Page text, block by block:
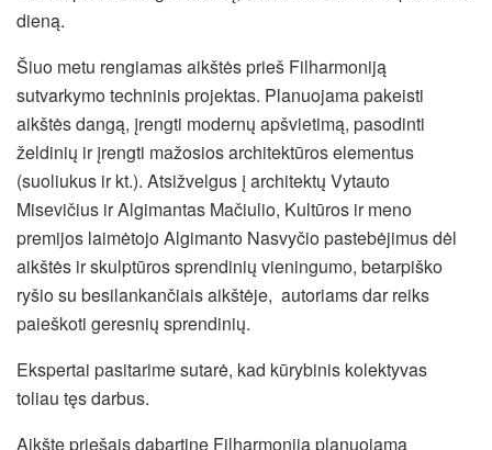
dieną.
Šiuo metu rengiamas aikštės prieš Filharmoniją
sutvarkymo techninis projektas. Planuojama pakeisti
aikštės dangą, įrengti modernų apšvietimą, pasodinti
želdinių ir įrengti mažosios architektūros elementus
(suoliukus ir kt.). Atsižvelgus į architektų Vytauto
Misevičius ir Algimantas Mačiulio, Kultūros ir meno
premijos laimėtojo Algimanto Nasvyčio pastebėjimus dėl
aikštės ir skulptūros sprendinių vieningumo, betarpiško
ryšio su besilankančiais aikštėje, autoriams dar reiks
paieškoti geresnių sprendinių.
Ekspertai pasitarime sutarė, kad kūrybinis kolektyvas
toliau tęs darbus.
Aikštę priešais dabartinę Filharmoniją planuojama